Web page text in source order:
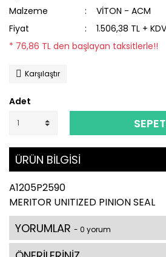
Malzeme
VİTON - ACM
Fiyat
1.506,38 TL + KDV
* 76,86 TL den başlayan taksitlerle!!
Karşılaştır
Adet
ÜRÜN BİLGİSİ
A1205P2590
MERITOR UNITIZED PINION SEAL
YORUMLAR - 0 yorum